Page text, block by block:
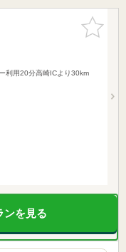
お気に入
りに追加
利用20分高崎ICより30km
ンを見る